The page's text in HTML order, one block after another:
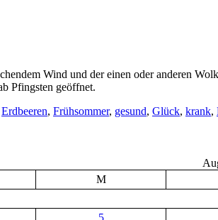
Wind und der einen oder anderen
Pfingsten geöffnet.
Erdbeeren, Frühsommer, gesund, Glück, krank,
M
5